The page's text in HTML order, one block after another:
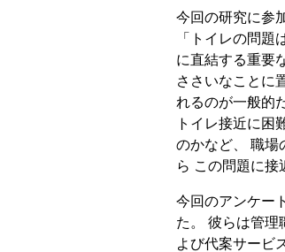
今回の研究に参
「トイレの問
に直結する重要
ささいなことに
れるのが一般的
トイレ接近に困
のかなど、 職場
ら この問題に接
今回のアンケー
た。 彼らは管理
よび代案サービ